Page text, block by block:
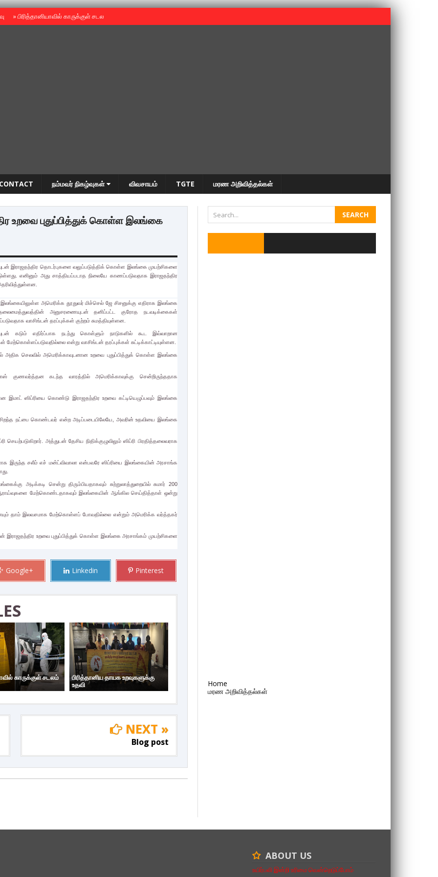
»பிரித்தானியாவில் காருக்குள் சடலம் -தமிழருடையதா ?
CONTACT நம்மவர் நிகழ்வுகள் விவசாயம் TGTE மரண அறிவித்தல்கள்
உறவை புதுப்பித்துக் கொள்ள இலங்கை
இராஜதந்திர தொடர்புகளை வலுப்படுத்திக் கொள்ள இலங்கை முயற்சிகளை
எனினும் அது சாத்தியப்படாத நிலையே காணப்படுவதாக இராஜதந்திர
அமெரிக்க தூதுவர் மிச்செல் ஜே சிசனுக்கு எதிராக இலங்கை
அனுசரணையுடன் தனிப்பட்ட குரோத நடவடிக்கைகள்
வாசிங்டன் தரப்புக்கள் குற்றம் சுமத்தியுள்ளன.
கடும் எதிர்ப்பாக நடந்து கொள்ளும் நாடுகளில் கூட இவ்வாறான
மேற்கொள்ளப்படுவதில்லை என்று வாசிங்டன் தரப்புக்கள் சுட்டிக்காட்டியுள்ளன.
அதிக செலவில் அமெரிக்காவுடனான உறவை புதுப்பித்துக் கொள்ள இலங்கை
குணவர்த்தன கடந்த வாரத்தில் அமெரிக்காவுக்கு சென்றிருந்ததாக
இமாட் ஸிப்ரியை கொண்டு இராஜதந்திர உறவை கட்டியெழுப்பவும் இலங்கை
சிறந்த நட்பை கொண்டவர் என்ற அடிப்படையிலேயே, அவரின் உதவியை இலங்கை
அத்துடன் தேசிய நிதிக்குழுவிலும் ஸிப்ரி பிரதித்தலைவராக
இருந்த சலீம் எச் மன்ட்விவாலா என்பவரே ஸிப்ரியை இலங்கையின் அரசாங்க
அடிக்கடி சென்று திரும்பியதாகவும் சுற்றுலாத்துறையில் சுமார் 200
மேற்கொண்டதாகவும் இலங்கையின் ஆங்கில செய்தித்தாள் ஒன்று
தாம் இலவசமாக மேற்கொள்ளப் போவதில்லை என்றும் அமெரிக்க வர்த்தகர்
இராஜதந்திர உறவை புதுப்பித்துக் கொள்ள இலங்கை அரசாங்கம் முயற்சிகளை
Google+ Linkedin Pinterest
காருக்குள் சடலம்
பிரித்தானிய தாயக உறவுகளுக்கு
உதவி
NEXT »
Blog post
Home
மரண அறிவித்தல்கள்
ABOUT US
உயிர்பலி இன்றி உரிமை வென்றெடுப்போம்